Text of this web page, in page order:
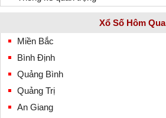
Xổ Số Hôm Qua
Miền Bắc
Bình Định
Quảng Bình
Quảng Trị
An Giang